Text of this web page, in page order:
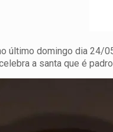
último domingo dia 24/
a santa que é